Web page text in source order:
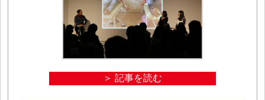
＞ 記事を読む